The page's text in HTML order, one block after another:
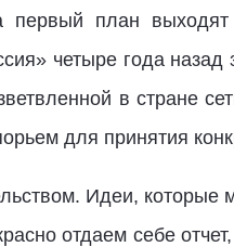
план выходят
четыре года назад
в стране
для принятия
Идеи, которые
отдаем себе